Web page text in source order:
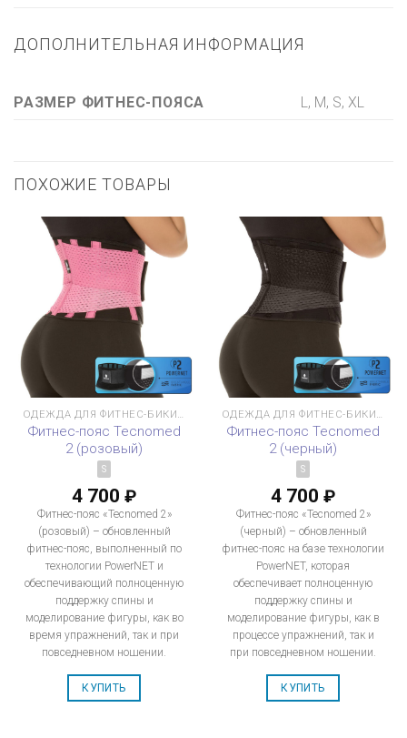
ДОПОЛНИТЕЛЬНАЯ ИНФОРМАЦИЯ
РАЗМЕР ФИТНЕС-ПОЯСА L, M, S, XL
ПОХОЖИЕ ТОВАРЫ
Фитнес-пояс Tecnomed
2 (розовый)
S
4 700 ₽
Фитнес-пояс «Tecnomed 2»
(розовый) – обновленный
фитнес-пояс, выполненный по
технологии PowerNET и
обеспечивающий полноценную
поддержку спины и
моделирование фигуры, как во
время упражнений, так и при
повседневном ношении.
КУПИТЬ
Фитнес-пояс Tecnomed
2 (черный)
S
4 700 ₽
Фитнес-пояс «Tecnomed 2»
(черный) – обновленный
фитнес-пояс на базе технологии
PowerNET, которая
обеспечивает полноценную
поддержку спины и
моделирование фигуры, как в
процессе упражнений, так и
при повседневном ношении.
КУПИТЬ